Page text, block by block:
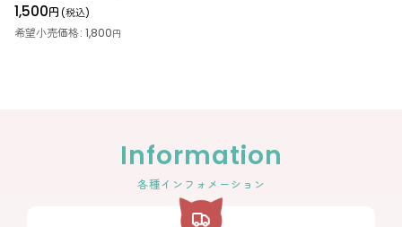
1,500円 (税込)
希望小売価格: 1,800円
Information
各種インフォメーション